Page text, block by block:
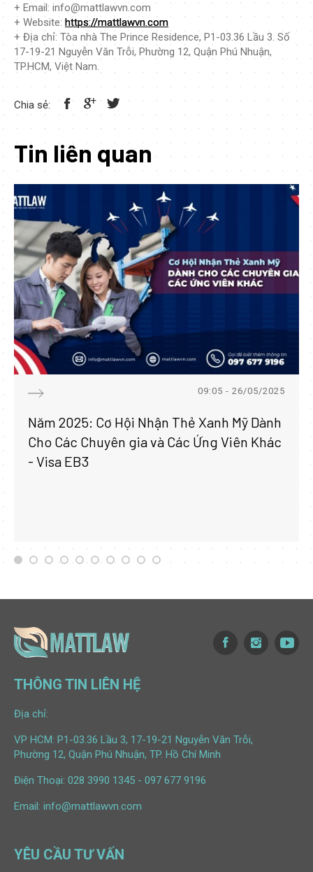
+ Email: info@mattlawvn.com
+ Website: https://mattlawvn.com
+ Địa chỉ: Tòa nhà The Prince Residence, P1-03.36 Lầu 3. Số
17-19-21 Nguyễn Văn Trỗi, Phường 12, Quận Phú Nhuận,
TP.HCM, Việt Nam.
Chia sẻ:
Tin liên quan
09:05 - 26/05/2025
Năm 2025: Cơ Hội Nhận Thẻ Xanh Mỹ Dành
Cho Các Chuyên gia và Các Ứng Viên Khác
- Visa EB3
THÔNG TIN LIÊN HỆ
Địa chỉ:
VP HCM: P1-03.36 Lầu 3, 17-19-21 Nguyễn Văn Trỗi,
Phường 12, Quận Phú Nhuận, TP. Hồ Chí Minh
Điện Thoại: 028 3990 1345 - 097 677 9196
Email: info@mattlawvn.com
YÊU CẦU TƯ VẤN